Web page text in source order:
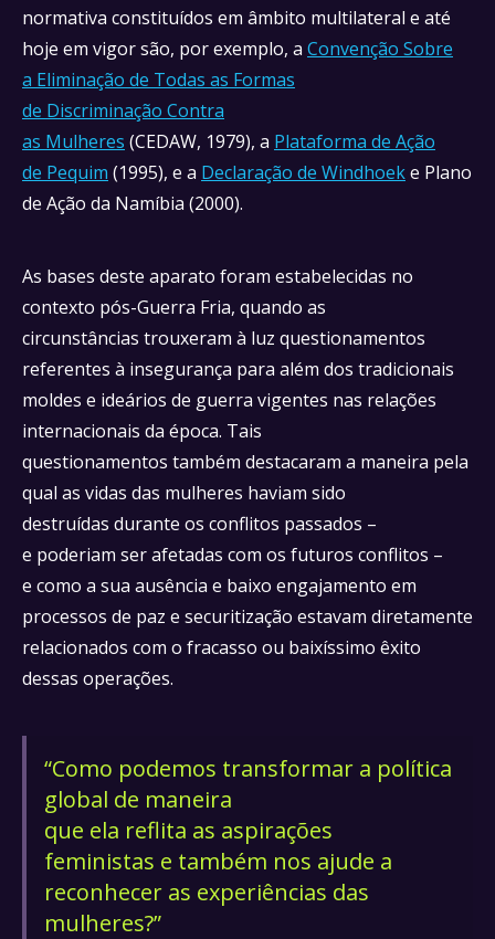
normativa constituídos em âmbito multilateral e até
hoje em vigor são, por exemplo, a Convenção Sobre
a Eliminação de Todas as Formas
de Discriminação Contra
as Mulheres (CEDAW, 1979), a Plataforma de Ação
de Pequim (1995), e a Declaração de Windhoeke Plano
de Ação da Namíbia (2000).
As bases deste aparato foram estabelecidas no
contexto pós-Guerra Fria, quando as
circunstâncias trouxeram à luz questionamentos
referentes à insegurança para além dos tradicionais
moldes e ideários de guerra vigentes nas relações
internacionais da época. Tais
questionamentos também destacaram a maneira pela
qual as vidas das mulheres haviam sido
destruídas durante os conflitos passados –
e poderiam ser afetadas com os futuros conflitos –
e como a sua ausência e baixo engajamento em
processos de paz e securitização estavam diretamente
relacionados com o fracasso ou baixíssimo êxito
dessas operações.
“Como podemos transformar a política
global de maneira
que ela reflita as aspirações
feministas e também nos ajude a
reconhecer as experiências das
mulheres?”